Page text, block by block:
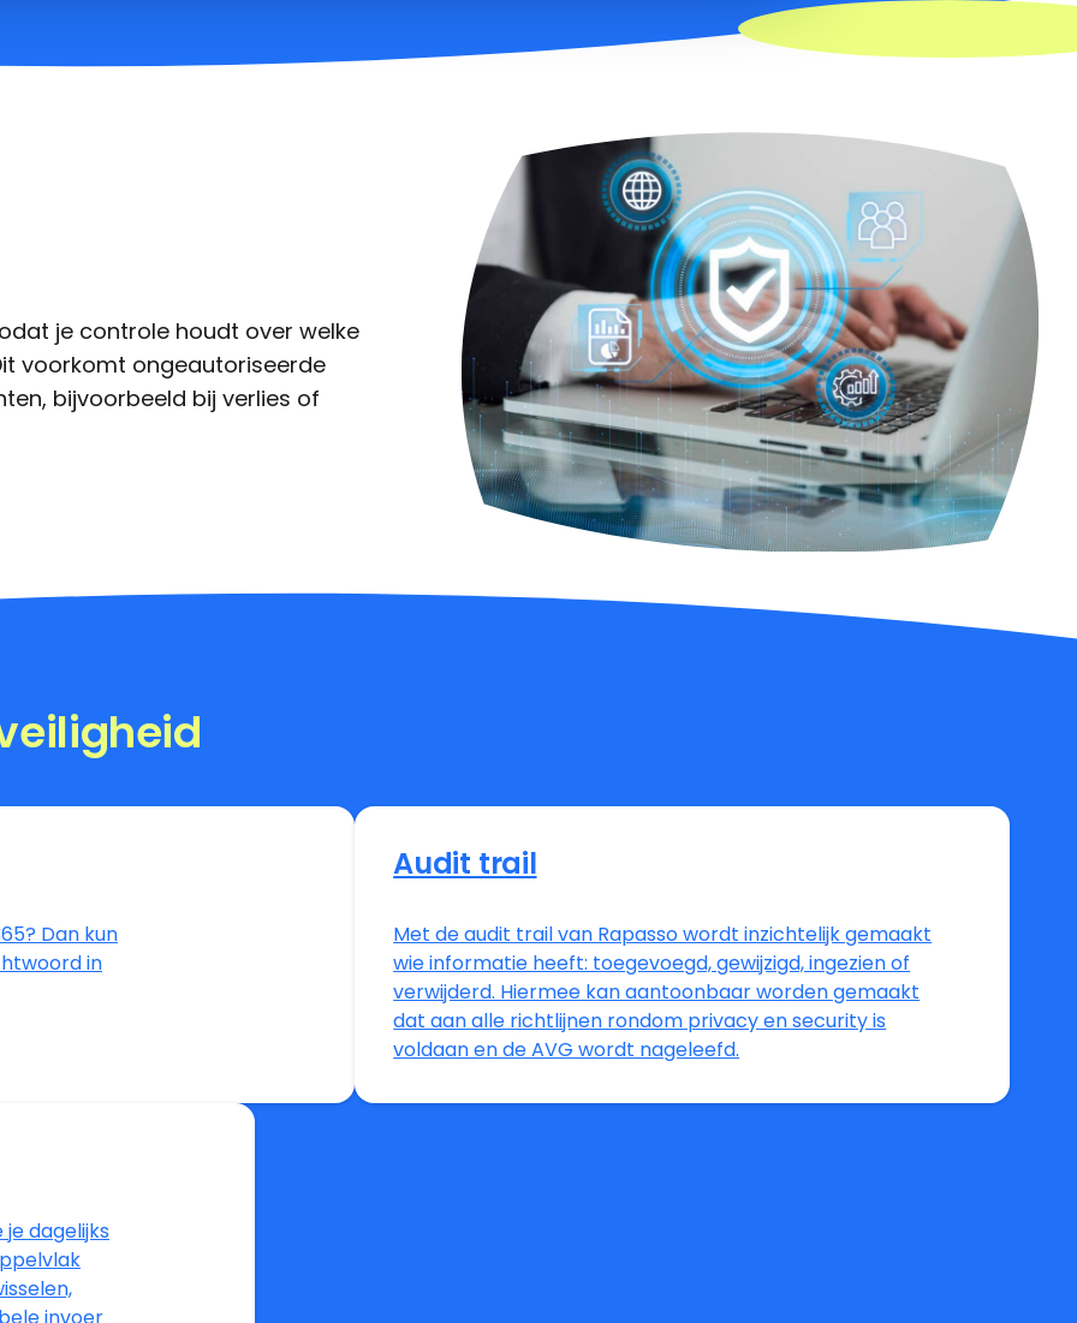
je controle houdt over welke
voorkomt ongeautoriseerde
bijvoorbeeld bij verlies of
Dan kun
in
Audit trail
Met de audit trail van Rapasso wordt inzichtelijk gemaakt
wie informatie heeft: toegevoegd, gewijzigd, ingezien of
verwijderd. Hiermee kan aantoonbaar worden gemaakt
dat aan alle richtlijnen rondom privacy en security is
voldaan en de AVG wordt nageleefd.
dagelijks